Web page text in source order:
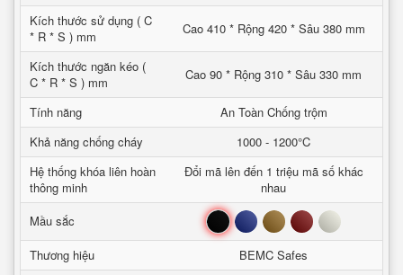
Kích thước sử dụng ( C
* R * S ) mm
Cao 410 * Rộng 420 * Sâu 380 mm
Kích thước ngăn kéo (
C * R * S ) mm
Cao 90 * Rộng 310 * Sâu 330 mm
Tính năng
An Toàn Chống trộm
Khả năng chống cháy
1000 - 1200°C
Hệ thống khóa liên hoàn
thông minh
Đổi mã lên đến 1 triệu mã số khác
nhau
Mầu sắc
Đen Xanh Nâu Đỏ Trắng
Thương hiệu
BEMC Safes